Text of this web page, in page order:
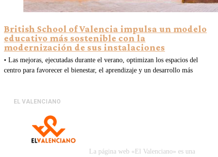
British School of Valencia impulsa un modelo
educativo más sostenible con la
modernización de sus instalaciones
• Las mejoras, ejecutadas durante el verano, optimizan los espacios del
centro para favorecer el bienestar, el aprendizaje y un desarrollo más
EL VALENCIANO
La página web «El Valenciano» es una